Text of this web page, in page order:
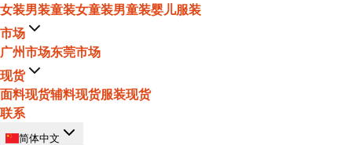
女装男装童装女童装男童装婴儿服装
市场
广州市场东莞市场
现货
面料现货辅料现货服装现货
联系
简体中文